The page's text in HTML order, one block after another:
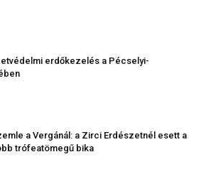
erdőkezelés a Pécselyi-
a Vergánál: a Zirci Erdészetnél esett a
trófeatömegű bika